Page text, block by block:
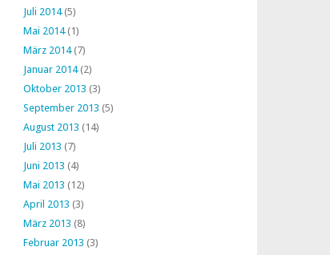
Juli 2014(5)
Mai 2014(1)
März 2014(7)
Januar 2014(2)
Oktober 2013 (3)
September 2013 (5)
August 2013 (14)
Juli 2013 (7)
Juni 2013 (4)
Mai 2013 (12)
April 2013 (3)
März 2013 (8)
Februar 2013 (3)